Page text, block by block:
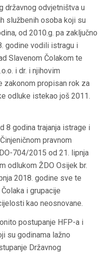
državnog odvjetništva u
službenih osoba koji su
od 2010.g. pa zaključno
godine vodili istragu i
Slavenom Čolakom te
i dr. i njihovim
zakonom propisan rok za
odluke istekao još 2011.
8 godina trajanja istrage i
pravnom
704/2015 od 21. lipnja
odlukom ŽDO Osijek br.
2018. godine sve te
i grupacije
kao neosnovane.
postupanje HFP-a i
su godinama lažno
Državnog